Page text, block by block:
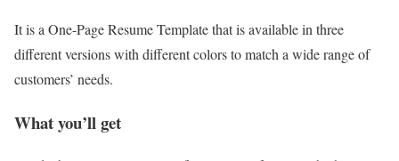
It is a One-Page Resume Template that is available in three
different versions with different colors to match a wide range of
customers’ needs.
What you’ll get